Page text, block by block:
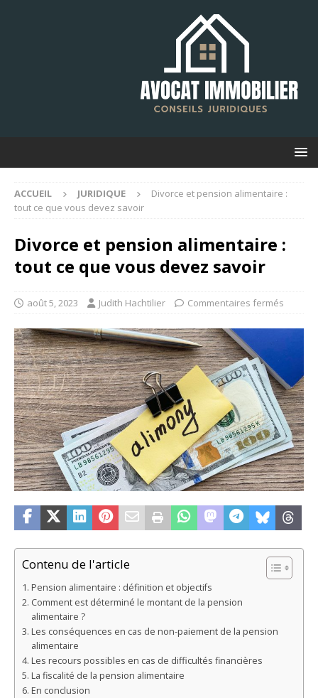
ACCUEIL JURIDIQUE
Divorce et pension alimentaire :
tout ce que vous devez savoir
Divorce et pension alimentaire :
tout ce que vous devez savoir
août 5, 2023 Judith Hachtilier Commentaires fermés
Contenu de l'article
Pension alimentaire : définition et objectifs
Comment est déterminé le montant de la pension
alimentaire ?
Les conséquences en cas de non-paiement de la pension
alimentaire
Les recours possibles en cas de difficultés financières
La fiscalité de la pension alimentaire
En conclusion